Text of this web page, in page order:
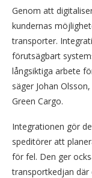
Genom att
kundernas
transporter.
förutsägbart
långsiktiga arbete
säger Johan
Green Cargo.
Integrationen gör
speditörer att
för fel. Den ger
transportkedjan